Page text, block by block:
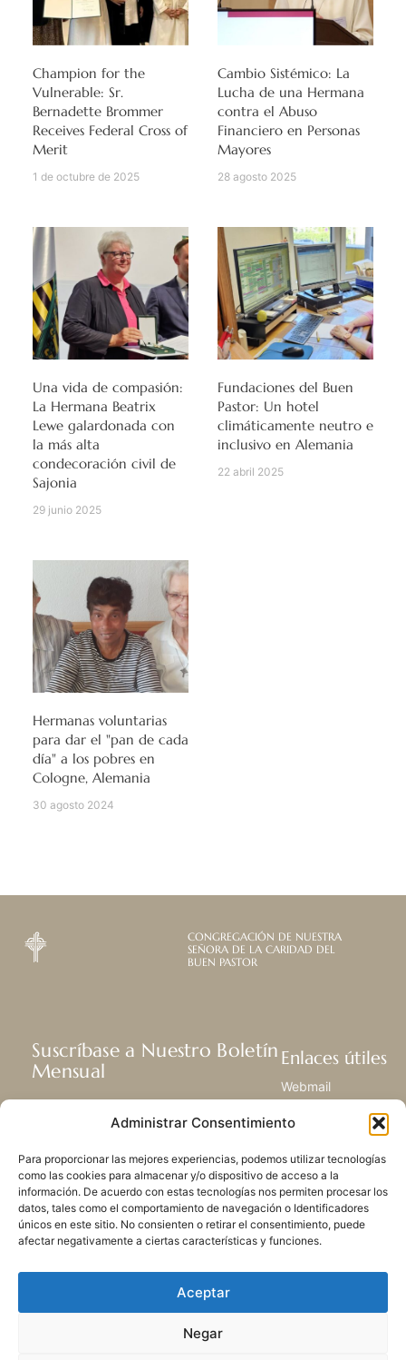
Administrar Consentimiento
Para proporcionar las mejores experiencias, podemos utilizar tecnologías
como las cookies para almacenar y/o dispositivo de acceso a la
información. De acuerdo con estas tecnologías nos permiten procesar los
datos, tales como el comportamiento de navegación o Identificadores
únicos en este sitio. No consienten o retirar el consentimiento, puede
afectar negativamente a ciertas características y funciones.
Aceptar
Negar
Champion for the
Vulnerable: Sr.
Bernadette Brommer
Receives Federal Cross of
Merit
1 de octubre de 2025
Cambio Sistémico: La
Lucha de una Hermana
contra el Abuso
Financiero en Personas
Mayores
28 agosto 2025
Una vida de compasión:
La Hermana Beatrix
Lewe galardonada con
la más alta
condecoración civil de
Sajonia
29 junio 2025
Fundaciones del Buen
Pastor: Un hotel
climáticamente neutro e
inclusivo en Alemania
22 abril 2025
Hermanas voluntarias
para dar el "pan de cada
día" a los pobres en
Cologne, Alemania
30 agosto 2024
CONGREGACIÓN DE NUESTRA
SEÑORA DE LA CARIDAD DEL
BUEN PASTOR
Suscríbase a Nuestro Boletín
Mensual
nuestra vida, la misión y ministerios de
SUSCRIBIRSE
Enlaces útiles
Webmail
Centro de Recursos
Mapa del sitio
POLÍTICA DE PRIVACIDADLAS COOKIES